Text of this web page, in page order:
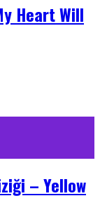
Heart Will
– Yellow